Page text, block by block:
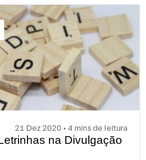
21 Dez 2020 • 4 mins de leitura
na Divulgação